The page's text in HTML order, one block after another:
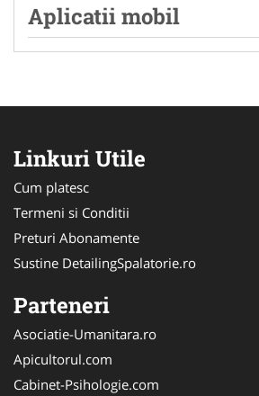
Aplicatii mobil
Linkuri Utile
Cum platesc
Termeni si Conditii
Preturi Abonamente
Sustine DetailingSpalatorie.ro
Parteneri
Asociatie-Umanitara.ro
Apicultorul.com
Cabinet-Psihologie.com